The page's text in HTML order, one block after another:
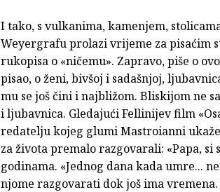
I tako, s vulkanima, kamenjem,
Weyergrafu prolazi vrijeme za pisaćim
rukopisa o «ničemu». Zapravo, piše o
pisao, o ženi, bivšoj i sadašnjoj,
mu se još čini i najbližom. Bliskijom ne
i ljubavnica. Gledajući Fellinijev film
redatelju kojeg glumi Mastroianni
za života premalo razgovarali: «Papa, si
godinama. «Jednog dana kada umre...
njome razgovarati dok još ima